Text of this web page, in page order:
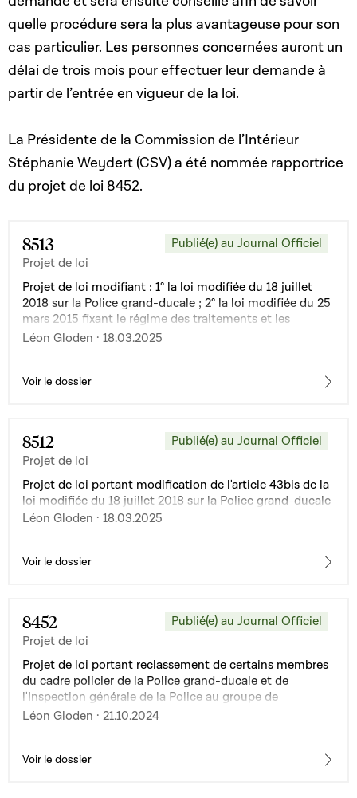
quelle procédure sera la plus avantageuse pour son
cas particulier. Les personnes concernées auront un
délai de trois mois pour effectuer leur demande à
partir de l’entrée en vigueur de la loi.
La Présidente de la Commission de l’Intérieur
Stéphanie Weydert (CSV) a été nommée rapportrice
du projet de loi 8452.
8513
Projet de loi
Publié(e) au Journal Officiel
Projet de loi modifiant : 1° la loi modifiée du 18 juillet
2018 sur la Police grand-ducale ; 2° la loi modifiée du 25
mars 2015 fixant le régime des traitements et les
conditions et modalités d’avancement des
Léon Gloden · 18.03.2025
Voir le dossier
8512
Projet de loi
Publié(e) au Journal Officiel
Projet de loi portant modification de l'article 43bis de la
loi modifiée du 18 juillet 2018 sur la Police grand-ducale
Léon Gloden · 18.03.2025
Voir le dossier
8452
Projet de loi
Publié(e) au Journal Officiel
Projet de loi portant reclassement de certains membres
du cadre policier de la Police grand-ducale et de
l'Inspection générale de la Police au groupe de
traitement B1 et modifiant la loi modifiée du 18 juillet
Léon Gloden · 21.10.2024
Voir le dossier